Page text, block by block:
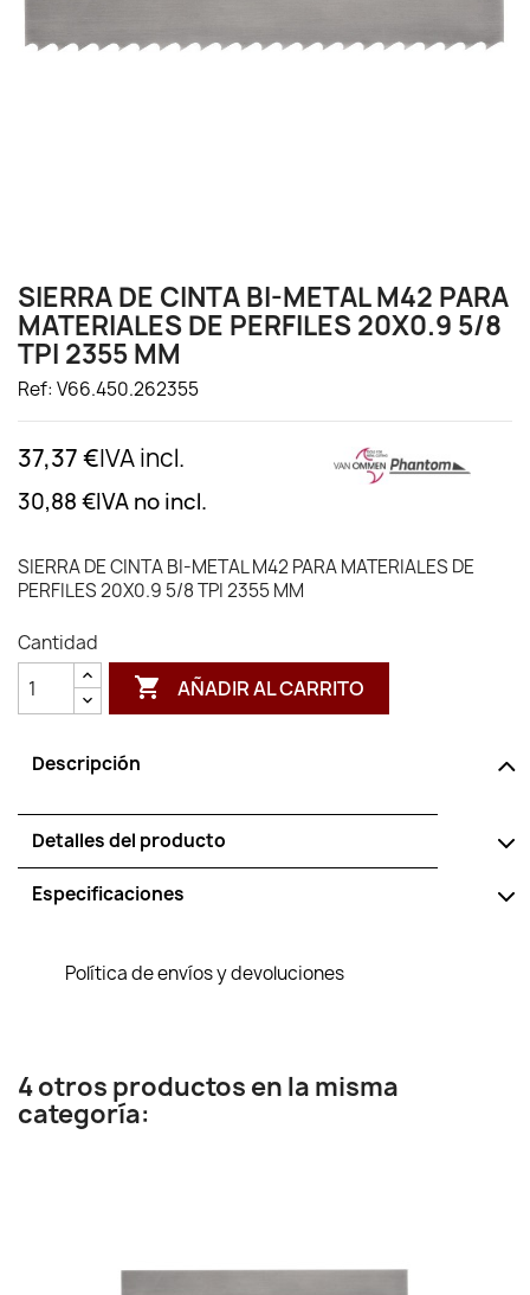
SIERRA DE CINTA BI-METAL M42 PARA
MATERIALES DE PERFILES 20X0.9 5/8
TPI 2355 MM
Ref: V66.450.262355
37,37 €IVA incl.
30,88 €IVA no incl.
SIERRA DE CINTA BI-METAL M42 PARA MATERIALES DE
PERFILES 20X0.9 5/8 TPI 2355 MM
Cantidad
 AÑADIR AL CARRITO
Descripción
Detalles del producto
Especificaciones
Política de envíos y devoluciones
4 otros productos en la misma
categoría: